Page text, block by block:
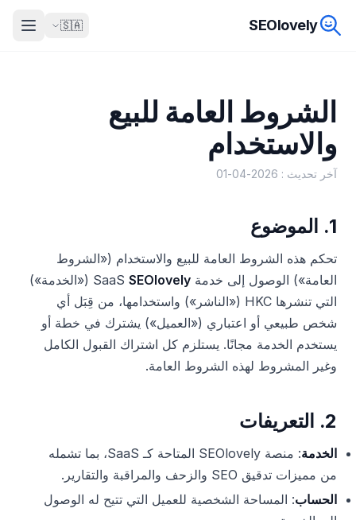
SEOlovely
🇸🇦
الشروط العامة للبيع
والاستخدام
آخر تحديث : 2026-04-01
1. الموضوع
تحكم هذه الشروط العامة للبيع والاستخدام («الشروط
العامة») الوصول إلى خدمة SaaS SEOlovely
(«الخدمة»)
التي تنشرها HKC («الناشر») واستخدامها، من قِبَل أي
شخص طبيعي أو اعتباري («العميل») يشترك في خطة أو
يستخدم الخدمة مجانًا. يستلزم كل اشتراك القبول الكامل
وغير المشروط لهذه الشروط العامة.
2. التعريفات
الخدمة
: منصة SEOlovely المتاحة كـ SaaS، بما تشمله
من مميزات تدقيق SEO والزحف والمراقبة والتقارير.
الحساب: المساحة الشخصية للعميل التي تتيح له الوصول